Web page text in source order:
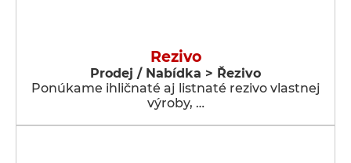
Rezivo
Prodej / Nabídka > Řezivo
Ponúkame ihličnaté aj listnaté rezivo vlastnej
výroby, …